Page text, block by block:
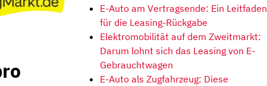
E-Auto am Vertragsende: Ein Leitfaden
für die Leasing-Rückgabe
Elektromobilität auf dem Zweitmarkt:
Darum lohnt sich das Leasing von E-
Gebrauchtwagen
E-Auto als Zugfahrzeug: Diese